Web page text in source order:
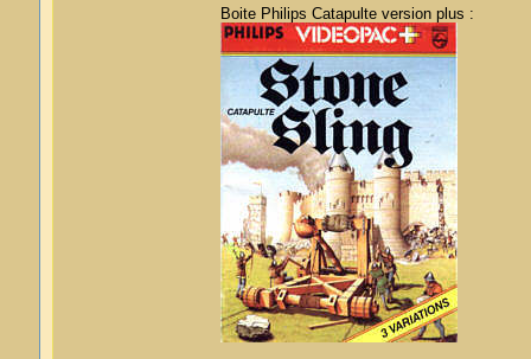
Boite Philips Catapulte version plus :